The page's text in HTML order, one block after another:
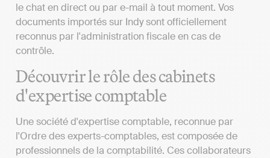
le chat en direct ou par e-mail à tout moment. Vos
documents importés sur Indy sont officiellement
reconnus par l'administration fiscale en cas de
contrôle.
Découvrir le rôle des cabinets
d'expertise comptable
Une société d'expertise comptable, reconnue par
l'Ordre des experts-comptables, est composée de
professionnels de la comptabilité. Ces collaborateurs